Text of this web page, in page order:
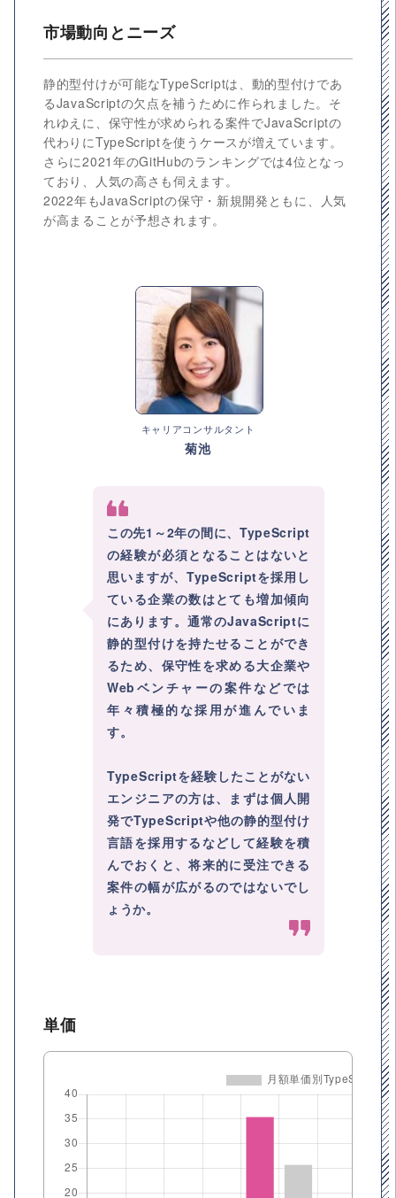
市場動向とニーズ
静的型付けが可能なTypeScriptは、動的型付けであ
るJavaScriptの欠点を補うために作られました。そ
れゆえに、保守性が求められる案件でJavaScriptの
代わりにTypeScriptを使うケースが増えています。
さらに2021年のGitHubのランキングでは4位となっ
ており、人気の高さも伺えます。
2022年もJavaScriptの保守・新規開発ともに、人気
が高まることが予想されます。
キャリアコンサルタント
菊池
この先1～2年の間に、TypeScript
の経験が必須となることはないと
思いますが、TypeScriptを採用し
ている企業の数はとても増加傾向
にあります。通常のJavaScriptに
静的型付けを持たせることができ
るため、保守性を求める大企業や
Webベンチャーの案件などでは
年々積極的な採用が進んでいま
す。
TypeScriptを経験したことがない
エンジニアの方は、まずは個人開
発でTypeScriptや他の静的型付け
言語を採用するなどして経験を積
んでおくと、将来的に受注できる
案件の幅が広がるのではないでし
ょうか。
単価